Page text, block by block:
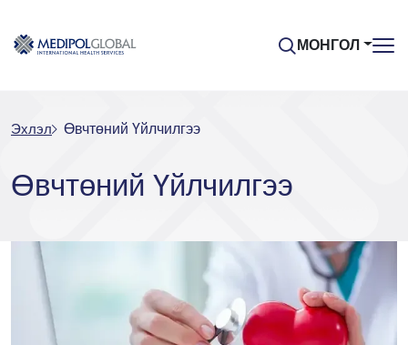
МОНГОЛ
Эхлэл Өвчтөний Үйлчилгээ
Өвчтөний Үйлчилгээ